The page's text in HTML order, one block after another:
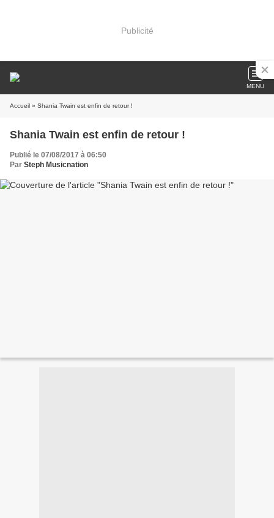
Publicité
MENU
Accueil » Shania Twain est enfin de retour !
Shania Twain est enfin de retour !
Publié le 07/08/2017 à 06:50
Par Steph Musicnation